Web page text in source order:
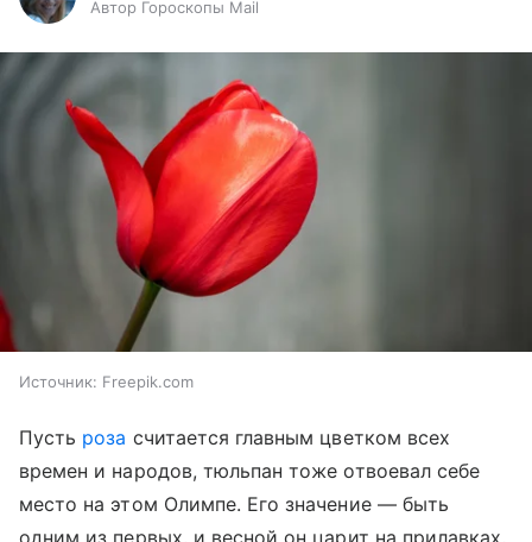
Автор Гороскопы Mail
Источник: Freepik.com
Пусть роза считается главным цветком всех
времен и народов, тюльпан тоже отвоевал себе
место на этом Олимпе. Его значение — быть